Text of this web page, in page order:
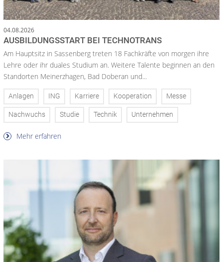
04.08.2026
AUSBILDUNGSSTART BEI TECHNOTRANS
Am Hauptsitz in Sassenberg treten 18 Fachkräfte von morgen ihre
Lehre oder ihr duales Studium an. Weitere Talente beginnen an den
Standorten Meinerzhagen, Bad Doberan und...
Anlagen ING Karriere Kooperation Messe
Nachwuchs Studie Technik Unternehmen
Mehr erfahren